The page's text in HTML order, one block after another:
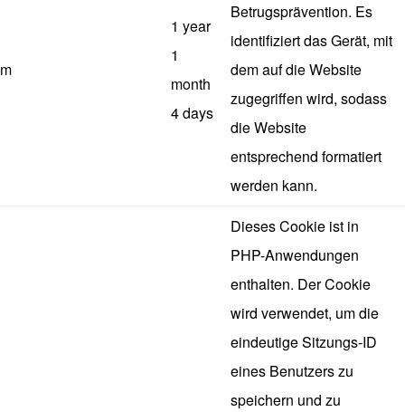
m
1 year
1
month
4 days
Betrugsprävention. Es
identifiziert das Gerät, mit
dem auf die Website
zugegriffen wird, sodass
die Website
entsprechend formatiert
werden kann.
Dieses Cookie ist in
PHP-Anwendungen
enthalten. Der Cookie
wird verwendet, um die
eindeutige Sitzungs-ID
eines Benutzers zu
speichern und zu